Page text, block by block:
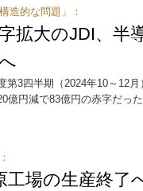
造的な問題」：
字拡大のJDI、
第3四半期（2024年10～12
億円減で83億円の赤字だっ
工場の生産終了